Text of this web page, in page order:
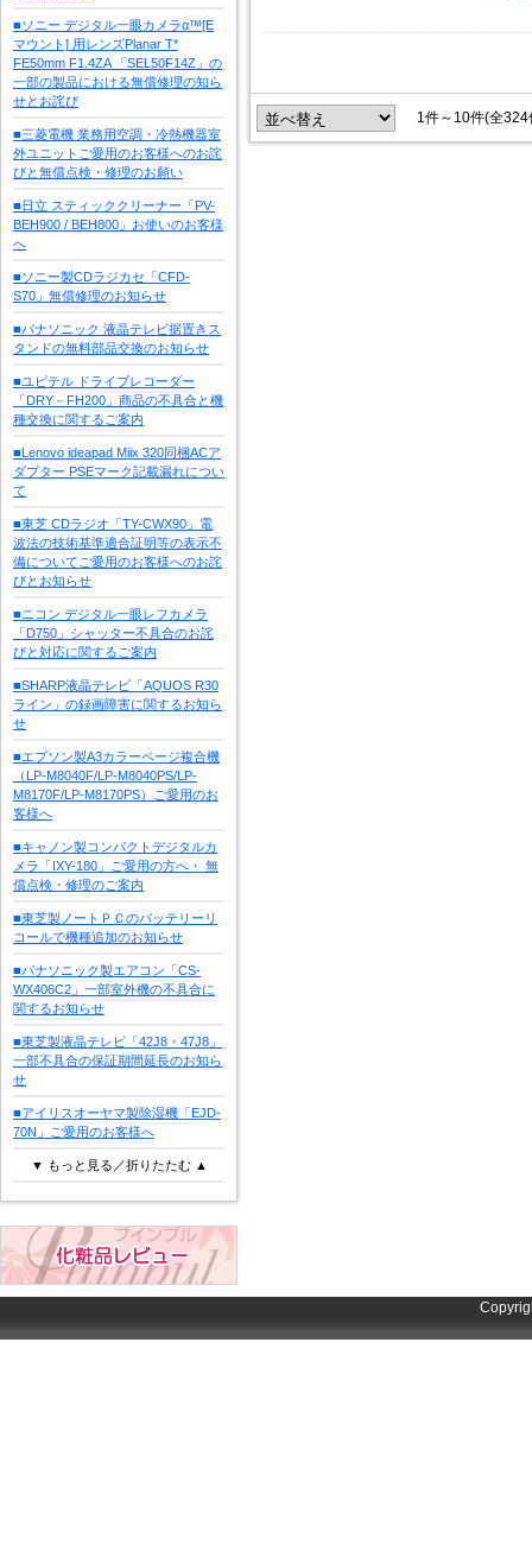
■ソニー デジタル一眼カメラα™[E
マウント] 用レンズPlanar T*
FE50mm F1.4ZA 「SEL50F14Z」の
一部の製品における無償修理の知ら
せとお詫び
■三菱電機 業務用空調・冷熱機器室
外ユニットご愛用のお客様へのお詫
びと無償点検・修理のお願い
■日立 スティッククリーナー「PV-
BEH900 / BEH800」お使いのお客様
へ
■ソニー製CDラジカセ「CFD-
S70」無償修理のお知らせ
■パナソニック 液晶テレビ据置きス
タンドの無料部品交換のお知らせ
■ユピテル ドライブレコーダー
「DRY－FH200」商品の不具合と機
種交換に関するご案内
■Lenovo ideapad Miix 320同梱ACア
ダプター PSEマーク記載漏れについ
て
■東芝 CDラジオ「TY-CWX90」電
波法の技術基準適合証明等の表示不
備についてご愛用のお客様へのお詫
びとお知らせ
■ニコン デジタル一眼レフカメラ
「D750」シャッター不具合のお詫
びと対応に関するご案内
■SHARP液晶テレビ「AQUOS R30
ライン」の録画障害に関するお知ら
せ
■エプソン製A3カラーページ複合機
（LP-M8040F/LP-M8040PS/LP-
M8170F/LP-M8170PS）ご愛用のお
客様へ
■キャノン製コンパクトデジタルカ
メラ「IXY-180」ご愛用の方へ・ 無
償点検・修理のご案内
■東芝製ノートＰＣのバッテリーリ
コールで機種追加のお知らせ
■パナソニック製エアコン「CS-
WX406C2」一部室外機の不具合に
関するお知らせ
■東芝製液晶テレビ「42J8・47J8」
一部不具合の保証期間延長のお知ら
せ
■アイリスオーヤマ製除湿機「EJD-
70N」ご愛用のお客様へ
▼ もっと見る／折りたたむ ▲
1件～10件(全